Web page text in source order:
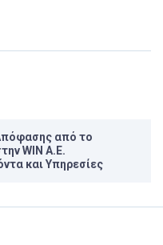
από το
WIN A.E.
και Υπηρεσίες